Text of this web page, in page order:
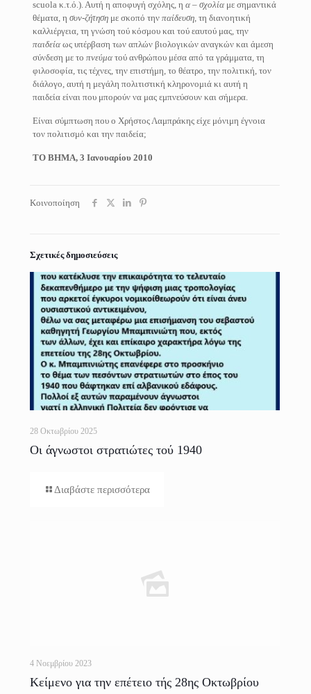
scuola κ.τ.ό.). Αυτή η αποφυγή σχόλης, η α – σχολία με σημαντικά
θέματα, η συν-ζήτηση με σκοπό την παίδευση, τη διανοητική
καλλιέργεια, τη γνώση τού κόσμου και τού εαυτού μας, την
παιδεία ως υπέρβαση των απλών βιολογικών αναγκών και άμεση
σύνδεση με το πνεύμα τού ανθρώπου μέσα από τα γράμματα, τη
φιλοσοφία, τις τέχνες, την επιστήμη, το θέατρο, την πολιτική, τον
διάλογο, αυτή η μεγάλη πολιτιστική κληρονομιά κι αυτή η
παιδεία είναι που μπορούν να μας εμπνεύσουν και σήμερα.
Είναι σύμπτωση που ο Χρήστος Λαμπράκης είχε μόνιμη έγνοια
τον πολιτισμό και την παιδεία;
ΤΟ ΒΗΜΑ, 3 Ιανουαρίου 2010
Κοινοποίηση
Σχετικές δημοσιεύσεις
28 Οκτωβρίου 2025
Οι άγνωστοι στρατιώτες τού 1940
Διαβάστε περισσότερα
4 Νοεμβρίου 2023
Κείμενο για την επέτειο τής 28ης Οκτωβρίου